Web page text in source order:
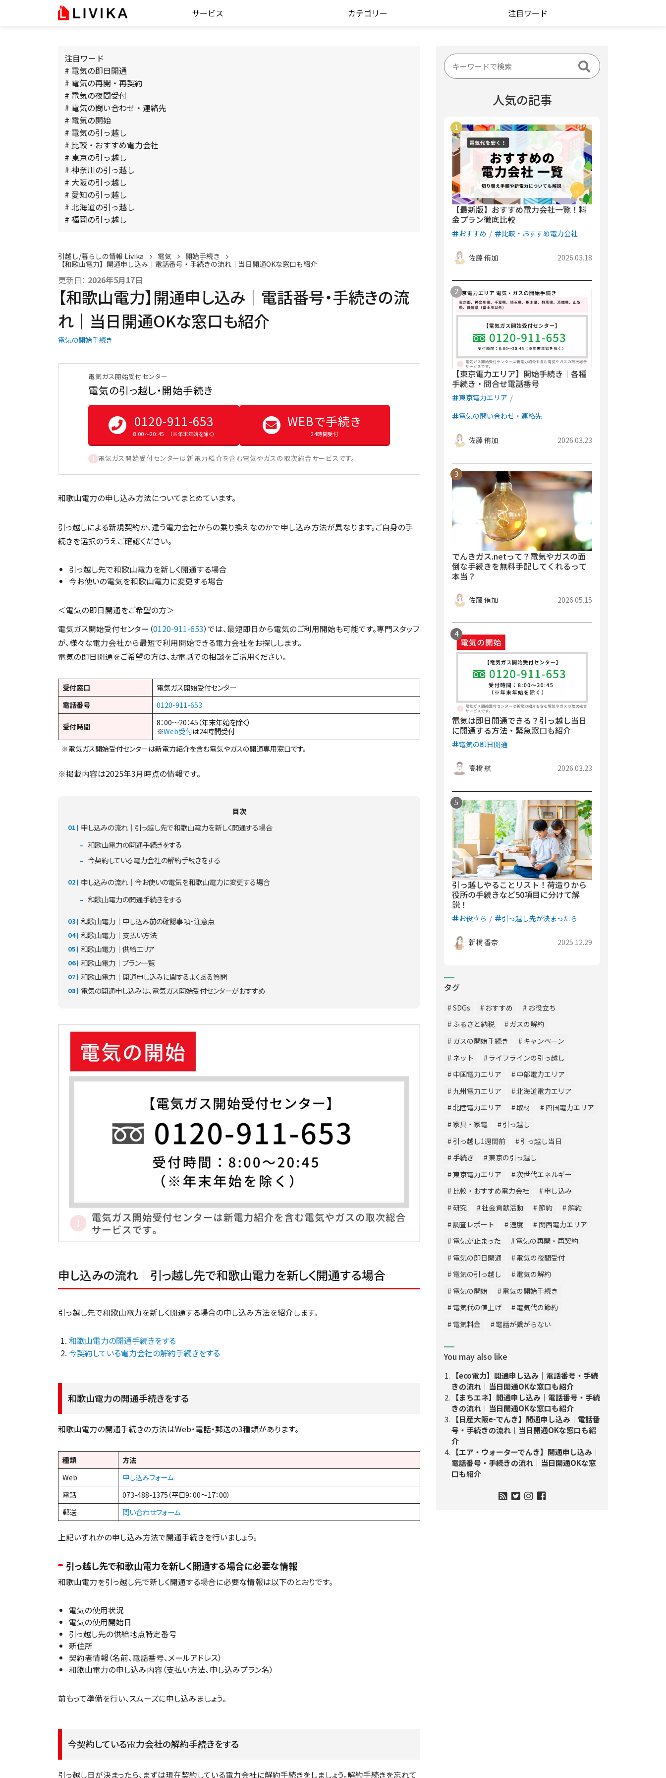
サービス カテゴリー 注目ワード
注目ワード
# 電気の即日開通
# 電気の再開・再契約
# 電気の夜間受付
# 電気の問い合わせ・連絡先
# 電気の開始
# 電気の引っ越し
# 比較・おすすめ電力会社
# 東京の引っ越し
# 神奈川の引っ越し
# 大阪の引っ越し
# 愛知の引っ越し
# 北海道の引っ越し
# 福岡の引っ越し
引越し/暮らしの情報 Livika 電気
開始手続き
【和歌山電力】開通申し込み｜電話番号・手続きの流れ｜当日開通OKな窓口も紹介
更新日： 2026年5月17日
【和歌山電力】開通申し込み｜電話番号・手続きの流
れ｜当日開通OKな窓口も紹介
電気の開始手続き
電気ガス開始受付センター
電気の引っ越し・開始手続き
0120-911-653
8:00〜20:45 （※年末年始を除く）
WEBで手続き
24時間受付
電気ガス開始受付センターは新電力紹介を含む電気やガスの取次総合サービスです。
和歌山電力の申し込み方法についてまとめています。
引っ越しによる新規契約か、違う電力会社からの乗り換えなのかで申し込み方法が異なります。ご自身の手
続きを選択のうえご確認ください。
引っ越し先で和歌山電力を新しく開通する場合
今お使いの電気を和歌山電力に変更する場合
＜電気の即日開通をご希望の方＞
電気ガス開始受付センター（0120-911-653）では、最短即日から電気のご利用開始も可能です。専門スタッフ
が、様々な電力会社から最短で利用開始できる電力会社をお探しします。
電気の即日開通をご希望の方は、お電話での相談をご活用ください。
受付窓口
電気ガス開始受付センター
電話番号
0120-911-653
受付時間
8：00～20：45（年末年始を除く）
※Web受付は24時間受付
※電気ガス開始受付センターは新電力紹介を含む電気やガスの開通専用窓口です。
※掲載内容は2025年3月時点の情報です。
目次
申し込みの流れ｜引っ越し先で和歌山電力を新しく開通する場合
和歌山電力の開通手続きをする
今契約している電力会社の解約手続きをする
申し込みの流れ｜今お使いの電気を和歌山電力に変更する場合
和歌山電力の開通手続きをする
和歌山電力｜申し込み前の確認事項・注意点
和歌山電力｜支払い方法
和歌山電力｜供給エリア
和歌山電力｜プラン一覧
和歌山電力｜開通申し込みに関するよくある質問
電気の開通申し込みは、電気ガス開始受付センターがおすすめ
申し込みの流れ｜引っ越し先で和歌山電力を新しく開通する場合
引っ越し先で和歌山電力を新しく開通する場合の申し込み方法を紹介します。
和歌山電力の開通手続きをする
今契約している電力会社の解約手続きをする
和歌山電力の開通手続きをする
和歌山電力の開通手続きの方法はWeb・電話・郵送の3種類があります。
種類
方法
Web
申し込みフォーム
電話
073-488-1375（平日9：00～17：00）
郵送
問い合わせフォーム
上記いずれかの申し込み方法で開通手続きを行いましょう。
引っ越し先で和歌山電力を新しく開通する場合に必要な情報
和歌山電力を引っ越し先で新しく開通する場合に必要な情報は以下のとおりです。
電気の使用状況
電気の使用開始日
引っ越し先の供給地点特定番号
新住所
契約者情報（名前、電話番号、メールアドレス）
和歌山電力の申し込み内容（支払い方法、申し込みプラン名）
前もって準備を行い、スムーズに申し込みましょう。
今契約している電力会社の解約手続きをする
引っ越し日が決まったら、まずは現在契約している電力会社に解約手続きをしましょう。解約手続きを忘れて
人気の記事
【最新版】おすすめ電力会社一覧！料
金プラン徹底比較
おすすめ 比較・おすすめ電力会社
佐藤 侑加 2026.03.18
【東京電力エリア】開始手続き｜各種
手続き・問合せ電話番号
東京電力エリア
電気の問い合わせ・連絡先
佐藤 侑加 2026.03.23
でんきガス.netって？電気やガスの面
倒な手続きを無料手配してくれるって
本当？
佐藤 侑加 2026.05.15
電気は即日開通できる？引っ越し当日
に開通する方法・緊急窓口も紹介
電気の即日開通
高橋 航 2026.03.23
引っ越しやることリスト！荷造りから
役所の手続きなど50項目に分けて解
説！
お役立ち 引っ越し先が決まったら
新橋 香奈 2025.12.29
タグ
SDGs おすすめ
お役立ち
ふるさと納税
ガスの解約
ガスの開始手続き
キャンペーン
ネット
ライフラインの引っ越し
中国電力エリア
中部電力エリア
九州電力エリア
北海道電力エリア
北陸電力エリア
取材
四国電力エリア
家具・家電
引っ越し
引っ越し1週間前
引っ越し当日
手続き
東京の引っ越し
東京電力エリア
次世代エネルギー
比較・おすすめ電力会社
申し込み
研究
社会貢献活動 節約
解約
調査レポート
速度
関西電力エリア
電気が止まった
電気の再開・再契約
電気の即日開通
電気の夜間受付
電気の引っ越し
電気の解約
電気の開始
電気の開始手続き
電気代の値上げ
電気代の節約
電気料金
電話が繋がらない
You may also like
【eco電力】開通申し込み｜電話番号・手続
きの流れ｜当日開通OKな窓口も紹介
【まちエネ】開通申し込み｜電話番号・手続
きの流れ｜当日開通OKな窓口も紹介
【日産大阪e-でんき】開通申し込み｜電話番
号・手続きの流れ｜当日開通OKな窓口も紹
介
【エア・ウォーターでんき】開通申し込み｜
電話番号・手続きの流れ｜当日開通OKな窓
口も紹介